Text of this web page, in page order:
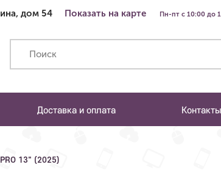
дом 54 Показать на карте Пн-пт с 10:00 до
Доставка и оплата Контакты
13" (2025)